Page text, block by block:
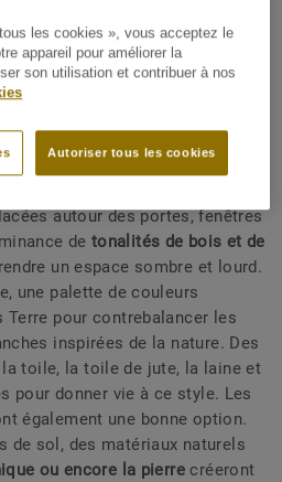
apparition sous une forme
légère.
autour des portes, fenêtres
de tonalités de bois et de
un espace sombre et lourd.
une palette de couleurs
pour contrebalancer les
inspirées de la nature. Des
toile, la toile de jute, la laine et
pour donner vie à ce style. Les
également une bonne option.
de sol, des matériaux naturels
ou encore la pierre créeront
les cookies », vous acceptez le
appareil pour améliorer la
son utilisation et contribuer à nos
Autoriser tous les cookies